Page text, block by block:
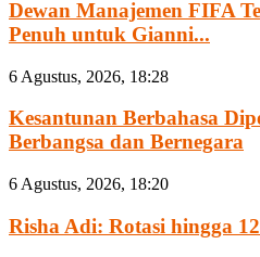
Dewan Manajemen FIFA
Penuh untuk Gianni...
6 Agustus, 2026, 18:28
Kesantunan Berbahasa
Berbangsa dan Bernegara
6 Agustus, 2026, 18:20
Risha Adi: Rotasi hingga